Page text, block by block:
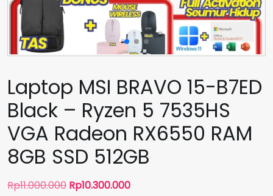
Laptop MSI BRAVO 15-B7ED
Black – Ryzen 5 7535HS
VGA Radeon RX6550 RAM
8GB SSD 512GB
Rp11.000.000 Harga
Rp10.300.000Harga